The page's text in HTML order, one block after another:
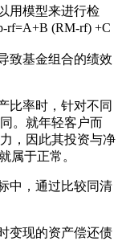
用模型来进行检
rf=A+B (RM-rf) +C
致基金组合的绩效
比率时，针对不同
。就年轻客户而
，因此其投资与净
属于正常。
中，通过比较同清
变现的资产偿还债